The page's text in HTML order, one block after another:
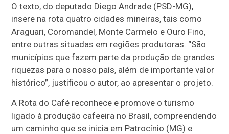
O texto, do deputado Diego Andrade (PSD-MG),
insere na rota quatro cidades mineiras, tais como
Araguari, Coromandel, Monte Carmelo e Ouro Fino,
entre outras situadas em regiões produtoras. “São
municípios que fazem parte da produção de grandes
riquezas para o nosso país, além de importante valor
histórico”, justificou o autor, ao apresentar o projeto.
A Rota do Café reconhece e promove o turismo
ligado à produção cafeeira no Brasil, compreendendo
um caminho que se inicia em Patrocínio (MG) e